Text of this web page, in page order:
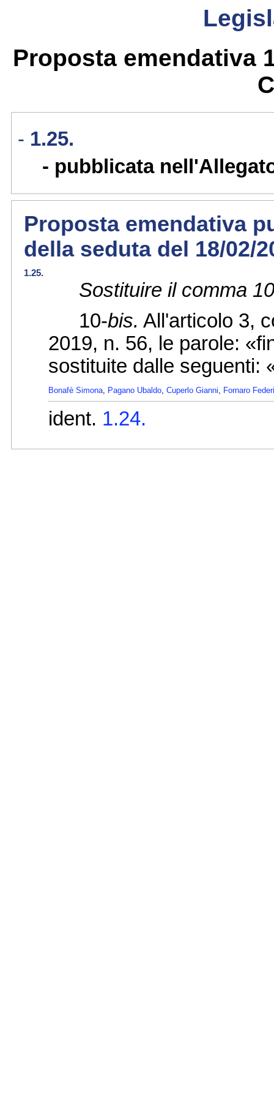
Proposta emendativa
1.25.
pubblicata
Proposta emendativa
della seduta del 18/02/
1.25.
Sostituire il comma
10-bis. All'articolo 3,
2019, n. 56, le parole:
sostituite dalle seguenti:
Bonafè Simona, Pagano Ubaldo, Cuperlo Gianni, Fornaro
ident. 1.24.